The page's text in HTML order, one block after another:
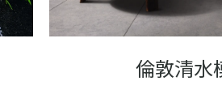
倫敦清水